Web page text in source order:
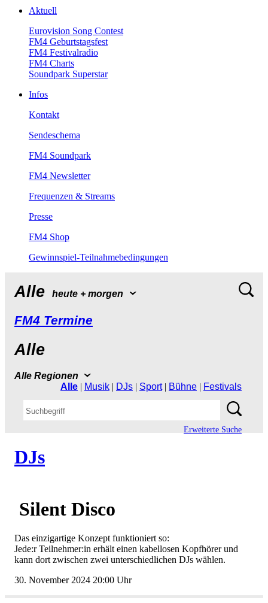
Aktuell
EurovisionSongContest
FM4Geburtstagsfest
FM4Festivalradio
FM4Charts
SoundparkSuperstar
Infos
Kontakt
Sendeschema
FM4Soundpark
FM4Newsletter
Frequenzen&Streams
Presse
FM4Shop
Gewinnspiel-Teilnahmebedingungen
Alle heute+morgen
FM4Termine
Alle
AlleRegionen
Alle | Musik | DJs | Sport| Bühne | Festivals
ErweiterteSuche
DJs
SilentDisco
DaseinzigartigeKonzeptfunktioniertso:
Jede:rTeilnehmer:inerhälteinenkabellosenKopfhörerund
kanndortzwischenzweiunterschiedlichenDJswählen.
30.November202420:00Uhr